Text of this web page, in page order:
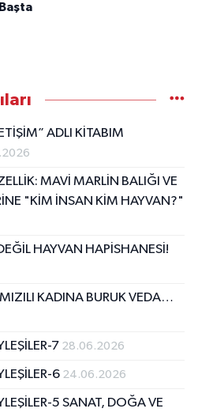
ADLI KİTABIM
MAVİ MARLİN BALIĞI VE
"KİM İNSAN KİM HAYVAN?"
HAYVAN HAPİSHANESİ!
KADINA BURUK VEDA…
7 28.06.2026
6 24.06.2026
5 SANAT, DOĞA VE